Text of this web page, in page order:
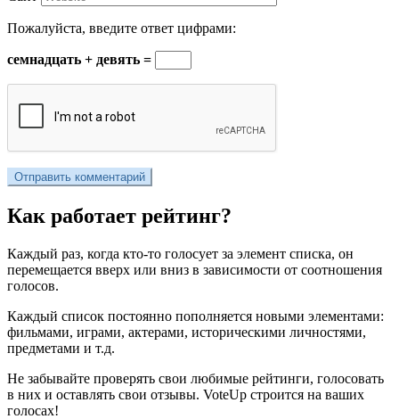
Пожалуйста, введите ответ цифрами:
семнадцать + девять =
Как работает рейтинг?
Каждый раз, когда кто-то голосует за элемент списка, он
перемещается вверх или вниз в зависимости от соотношения
голосов.
Каждый список постоянно пополняется новыми элементами:
фильмами, играми, актерами, историческими личностями,
предметами и т.д.
Не забывайте проверять свои любимые рейтинги, голосовать
в них и оставлять свои отзывы. VoteUp строится на ваших
голосах!